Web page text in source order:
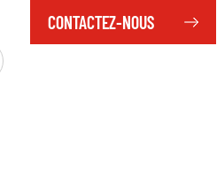
CONTACTEZ-NOUS